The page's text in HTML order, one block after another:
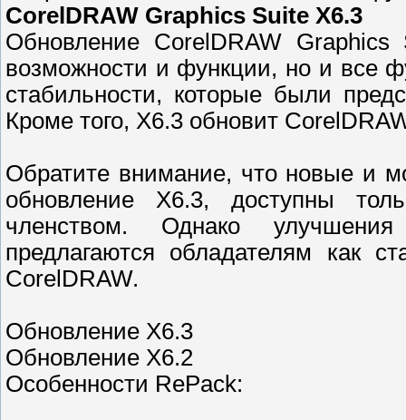
CorelDRAW Graphics Suite X6.3
Обновление CorelDRAW
возможности и функции, но и все
стабильности, которые были
Кроме того, X6.3 обновит
Обратите внимание, что новые и
обновление X6.3, доступны
членством. Однако улучшения
предлагаются обладателям как
CorelDRAW.
Обновление X6.3
Обновление X6.2
Особенности RePack: